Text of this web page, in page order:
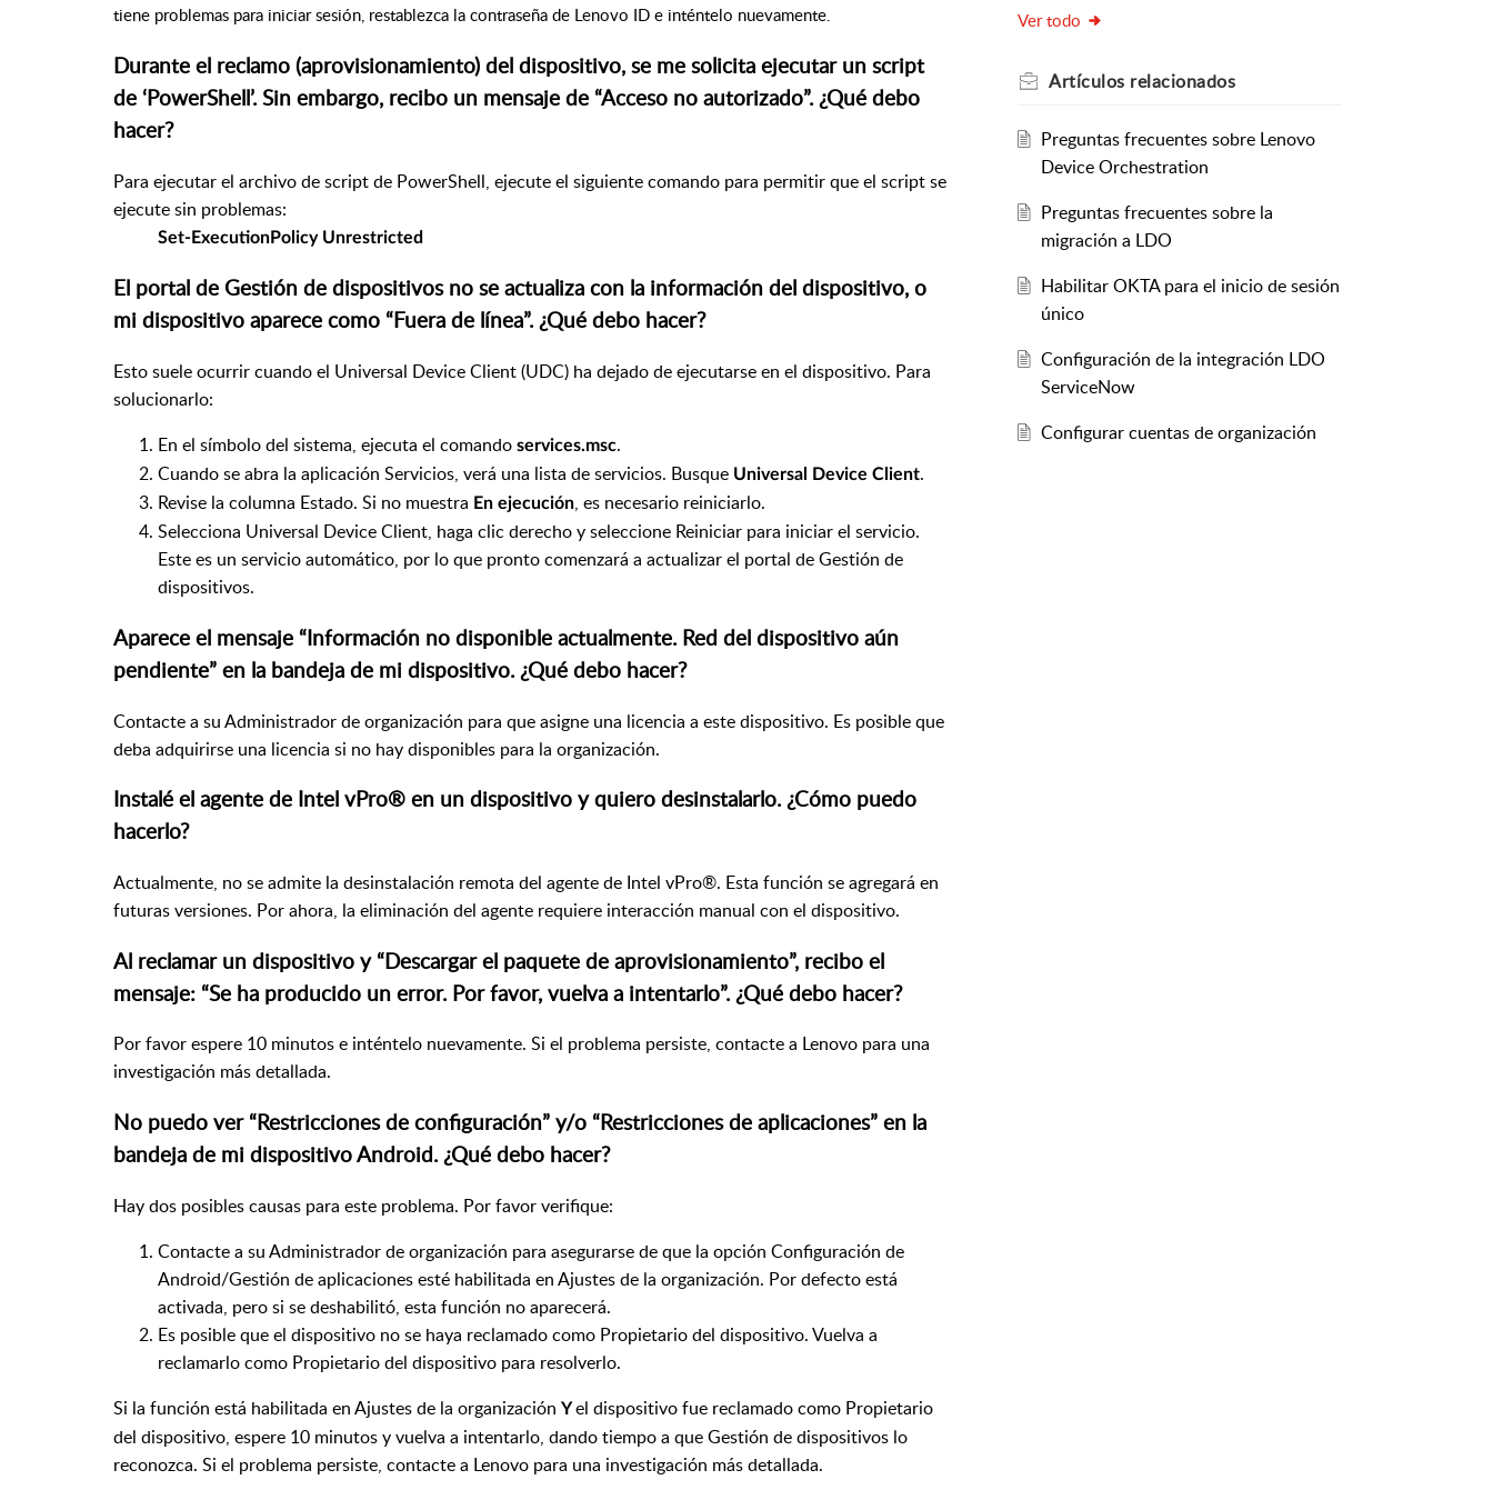
tiene problemas para iniciar sesión, restablezca la contraseña de Lenovo ID e inténtelo nuevamente.
Durante el reclamo (aprovisionamiento) del dispositivo, se me solicita ejecutar un script
de ‘PowerShell’. Sin embargo, recibo un mensaje de “Acceso no autorizado”. ¿Qué debo
hacer?
Para ejecutar el archivo de script de PowerShell, ejecute el siguiente comando para permitir que el script se
ejecute sin problemas:
Set-ExecutionPolicy Unrestricted
El portal de Gestión de dispositivos no se actualiza con la información del dispositivo, o
mi dispositivo aparece como “Fuera de línea”. ¿Qué debo hacer?
Esto suele ocurrir cuando el Universal Device Client (UDC) ha dejado de ejecutarse en el dispositivo. Para
solucionarlo:
En el símbolo del sistema, ejecuta el comando services.msc.
Cuando se abra la aplicación Servicios, verá una lista de servicios. Busque Universal Device Client.
Revise la columna Estado. Si no muestra En ejecución, es necesario reiniciarlo.
Selecciona Universal Device Client, haga clic derecho y seleccione Reiniciar para iniciar el servicio.
Este es un servicio automático, por lo que pronto comenzará a actualizar el portal de Gestión de
dispositivos.
Aparece el mensaje “Información no disponible actualmente. Red del dispositivo aún
pendiente” en la bandeja de mi dispositivo. ¿Qué debo hacer?
Contacte a su Administrador de organización para que asigne una licencia a este dispositivo. Es posible que
deba adquirirse una licencia si no hay disponibles para la organización.
Instalé el agente de Intel vPro® en un dispositivo y quiero desinstalarlo. ¿Cómo puedo
hacerlo?
Actualmente, no se admite la desinstalación remota del agente de Intel vPro®. Esta función se agregará en
futuras versiones. Por ahora, la eliminación del agente requiere interacción manual con el dispositivo.
Al reclamar un dispositivo y “Descargar el paquete de aprovisionamiento”, recibo el
mensaje: “Se ha producido un error. Por favor, vuelva a intentarlo”. ¿Qué debo hacer?
Por favor espere 10 minutos e inténtelo nuevamente. Si el problema persiste, contacte a Lenovo para una
investigación más detallada.
No puedo ver “Restricciones de configuración” y/o “Restricciones de aplicaciones” en la
bandeja de mi dispositivo Android. ¿Qué debo hacer?
Hay dos posibles causas para este problema. Por favor verifique:
Contacte a su Administrador de organización para asegurarse de que la opción Configuración de
Android/Gestión de aplicaciones esté habilitada en Ajustes de la organización. Por defecto está
activada, pero si se deshabilitó, esta función no aparecerá.
Es posible que el dispositivo no se haya reclamado como Propietario del dispositivo. Vuelva a
reclamarlo como Propietario del dispositivo para resolverlo.
Si la función está habilitada en Ajustes de la organización Yel dispositivo fue reclamado como Propietario
del dispositivo, espere 10 minutos y vuelva a intentarlo, dando tiempo a que Gestión de dispositivos lo
reconozca. Si el problema persiste, contacte a Lenovo para una investigación más detallada.
Ver todo
Artículos relacionados
Preguntas frecuentes sobre Lenovo
Device Orchestration
Preguntas frecuentes sobre la
migración a LDO
Habilitar OKTA para el inicio de sesión
único
Configuración de la integración LDO
ServiceNow
Configurar cuentas de organización